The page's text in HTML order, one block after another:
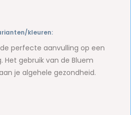
kleuren:
perfecte aanvulling op een
Het gebruik van de Bluem
je algehele gezondheid.